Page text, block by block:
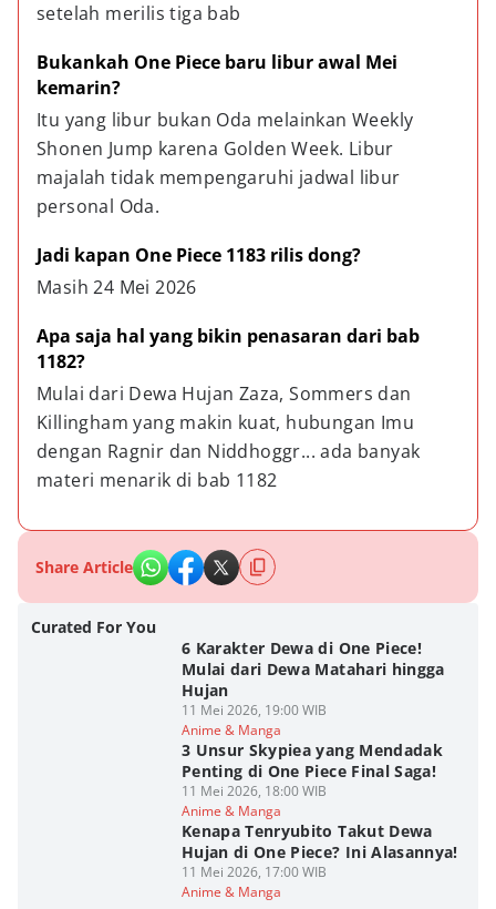
setelah merilis tiga bab
Bukankah One Piece baru libur awal Mei
kemarin?
Itu yang libur bukan Oda melainkan Weekly
Shonen Jump karena Golden Week. Libur
majalah tidak mempengaruhi jadwal libur
personal Oda.
Jadi kapan One Piece 1183 rilis dong?
Masih 24 Mei 2026
Apa saja hal yang bikin penasaran dari bab
1182?
Mulai dari Dewa Hujan Zaza, Sommers dan
Killingham yang makin kuat, hubungan Imu
dengan Ragnir dan Niddhoggr... ada banyak
materi menarik di bab 1182
Share Article
Curated For You
6 Karakter Dewa di One Piece!
Mulai dari Dewa Matahari hingga
Hujan
11 Mei 2026, 19:00 WIB
Anime & Manga
3 Unsur Skypiea yang Mendadak
Penting di One Piece Final Saga!
11 Mei 2026, 18:00 WIB
Anime & Manga
Kenapa Tenryubito Takut Dewa
Hujan di One Piece? Ini Alasannya!
11 Mei 2026, 17:00 WIB
Anime & Manga